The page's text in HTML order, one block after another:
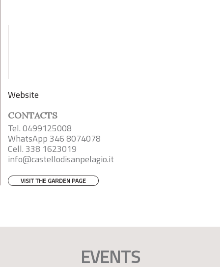
Website
CONTACTS
Tel. 0499125008
WhatsApp 346 8074078
Cell. 338 1623019
info@castellodisanpelagio.it
VISIT THE GARDEN PAGE
EVENTS